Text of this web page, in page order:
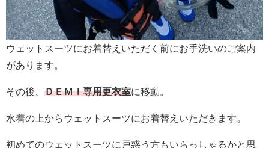
ウェットスーツにお着替えいただく前にお手洗いのご案内
があります。
その後、 ＤＥＭＩ専用更衣室に移動。
水着の上からウェットスーツにお着替えいただきます。
初めてのウェットスーツに戸惑う方もいらっしゃるかと思